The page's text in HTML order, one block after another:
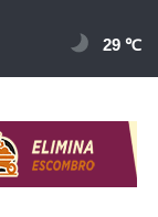
29 ℃